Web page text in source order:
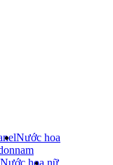
Nước hoa
nam
Nước hoa nữ